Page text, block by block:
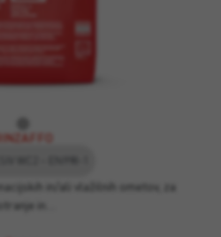
in/ali vlažilnih ometov, za
in…